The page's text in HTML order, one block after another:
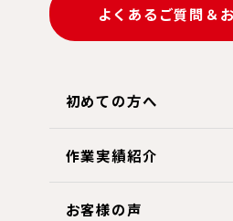
よくあるご質問＆
初めての方へ
作業実績紹介
お客様の声